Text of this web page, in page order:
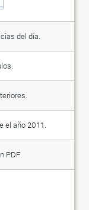
del día.
el año 2011.
PDF.